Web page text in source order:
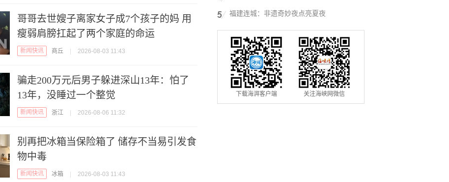
哥哥去世嫂子离家女子成7个孩子的妈 用
瘦弱肩膀扛起了两个家庭的命运
新闻快讯 商丘 2026-08-03 11:43
骗走200万元后男子躲进深山13年：怕了
13年，没睡过一个整觉
新闻快讯 浙江 2026-08-06 11:32
别再把冰箱当保险箱了 储存不当易引发食
物中毒
新闻快讯 冰箱 2026-08-03 11:43
行
福建连城：非遗奇妙夜点亮夏夜
下载海湃客户端 关注海峡网微信